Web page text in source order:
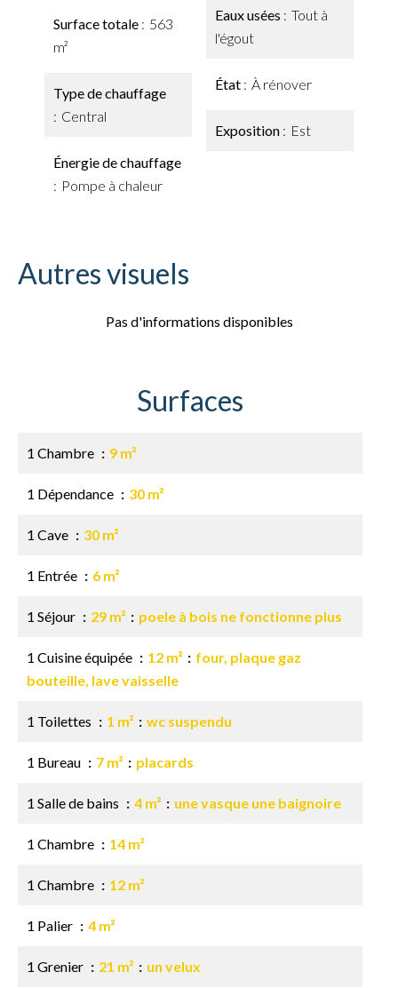
Surface totale
563
m²
Type de chauffage
Central
Énergie de chauffage
Pompe à chaleur
Eaux usées
Tout à
l'égout
État À rénover
Exposition Est
Autres visuels
Pas d'informations disponibles
Surfaces
1 Chambre 9 m²
1 Dépendance 30 m²
1 Cave 30 m²
1 Entrée 6 m²
1 Séjour 29 m² poele à bois ne fonctionne plus
1 Cuisine équipée 12 m²
four, plaque gaz
bouteille, lave vaisselle
1 Toilettes 1 m² wc suspendu
1 Bureau 7 m² placards
1 Salle de bains 4 m² une vasque une baignoire
1 Chambre 14 m²
1 Chambre 12 m²
1 Palier 4 m²
1 Grenier 21 m² un velux